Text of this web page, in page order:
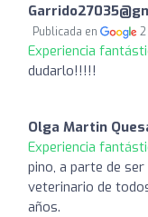
Publicada en
Experiencia
dudarlo!!!!!
Olga Martin
Experiencia
pino, a parte de
veterinario de
años.